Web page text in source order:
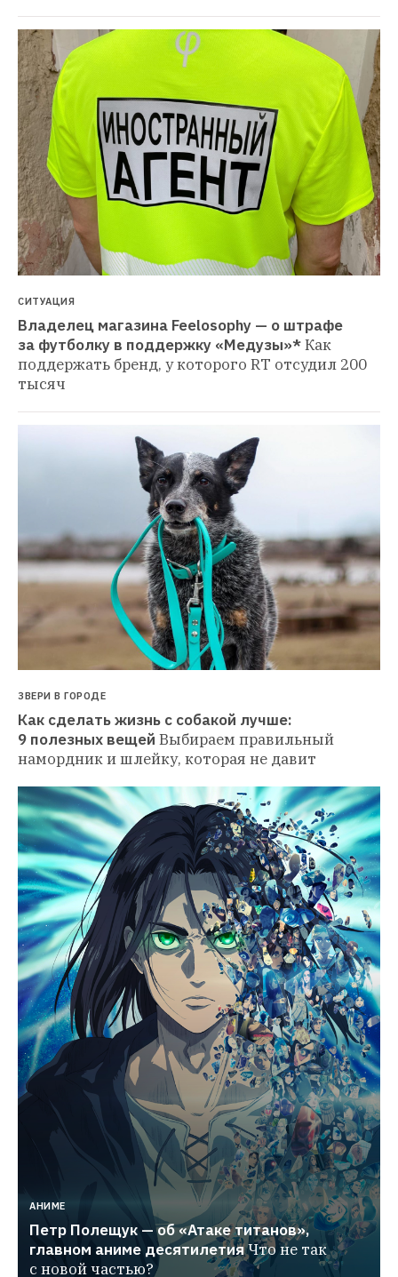
СИТУАЦИЯ
Владелец магазина Feelosophy — о штрафе
за футболку в поддержку «Медузы»*Как
поддержать бренд, у которого RT отсудил 200
тысяч
ЗВЕРИ В ГОРОДЕ
Как сделать жизнь с собакой лучше:
9 полезных вещей Выбираем правильный
намордник и шлейку, которая не давит
АНИМЕ
Петр Полещук — об «Атаке титанов»,
главном аниме десятилетияЧто не так
с новой частью?